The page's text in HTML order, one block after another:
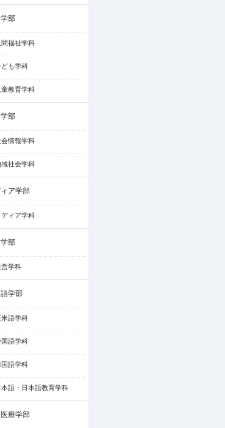
部
間福祉学科
ども学科
童教育学科
部
会情報学科
域社会学科
ア学部
ディア学科
部
営学科
学部
米語学科
国語学科
国語学科
本語・日本語教育学科
療学部